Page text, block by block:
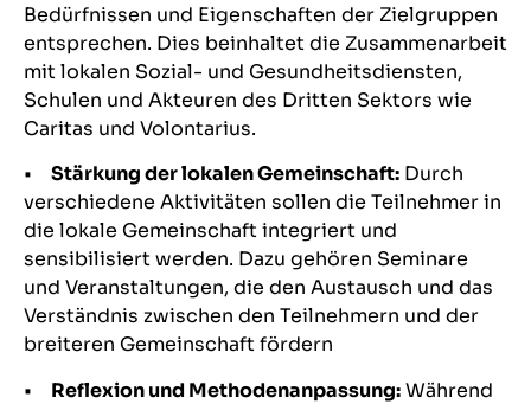
Bedürfnissen und Eigenschaften der Zielgruppen
entsprechen. Dies beinhaltet die Zusammenarbeit
mit lokalen Sozial- und Gesundheitsdiensten,
Schulen und Akteuren des Dritten Sektors wie
Caritas und Volontarius.
• Stärkung der lokalen Gemeinschaft: Durch
verschiedene Aktivitäten sollen die Teilnehmer in
die lokale Gemeinschaft integriert und
sensibilisiert werden. Dazu gehören Seminare
und Veranstaltungen, die den Austausch und das
Verständnis zwischen den Teilnehmern und der
breiteren Gemeinschaft fördern
• Reflexion und Methodenanpassung:Während